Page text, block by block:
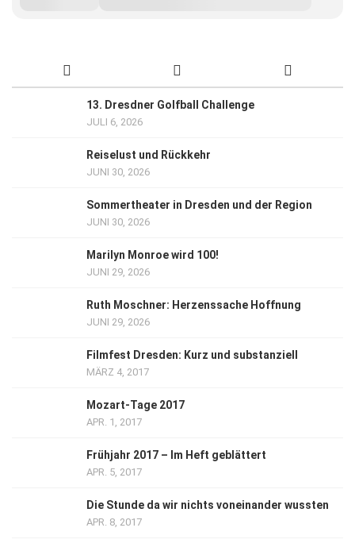
13. Dresdner Golfball Challenge
JULI 6, 2026
Reiselust und Rückkehr
JUNI 30, 2026
Sommertheater in Dresden und der Region
JUNI 30, 2026
Marilyn Monroe wird 100!
JUNI 29, 2026
Ruth Moschner: Herzenssache Hoffnung
JUNI 29, 2026
Filmfest Dresden: Kurz und substanziell
MÄRZ 4, 2017
Mozart-Tage 2017
APR. 1, 2017
Frühjahr 2017 – Im Heft geblättert
APR. 5, 2017
Die Stunde da wir nichts voneinander wussten
APR. 8, 2017